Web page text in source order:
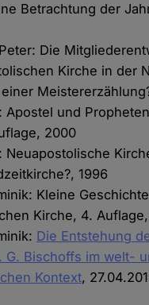
Betrachtung der
Die
Kirche in der
Apostel und
2000
Neuapostolische
1996
Kleine
Kirche, 4.
Die Entstehung
G. Bischoffs im welt-
Kontext,